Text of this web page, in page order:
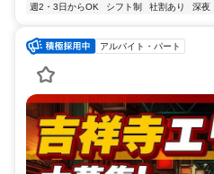
週2・3日からOK
シフト制 社割あり 深夜
アルバイト・パート